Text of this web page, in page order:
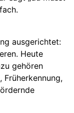
ausgerichtet:
Heute
gehören
Früherkennung,